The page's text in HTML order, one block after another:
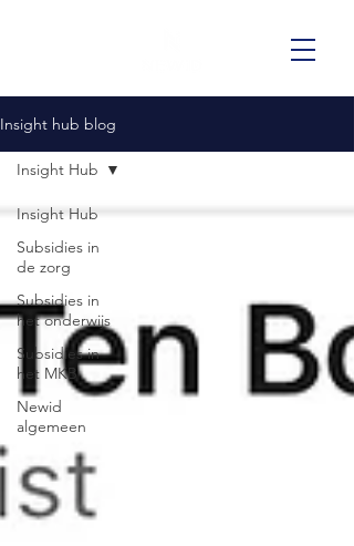
Insight hub blog
Insight Hub
Subsidies in
de zorg
Subsidies in
het onderwijs
Subsidies in
het MKB
Newid
algemeen
Insight Hub